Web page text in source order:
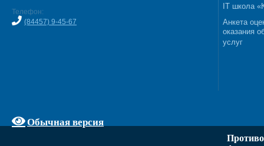
Телефон:
(84457) 9-45-67
Обычная версия
IT школа
Анкета
оказания
услуг